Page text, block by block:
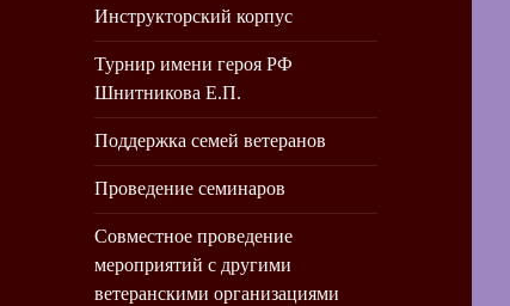
Инструкторский корпус
Турнир имени героя РФ
Шнитникова Е.П.
Поддержка семей ветеранов
Проведение семинаров
Совместное проведение
мероприятий с другими
ветеранскими организациями